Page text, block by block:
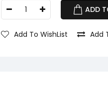
ADD
Add To WishList Add